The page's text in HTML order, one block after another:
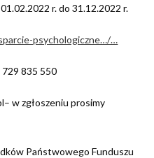
r. do 31.12.2022 r.
psychologiczne…/…
835 550
w zgłoszeniu prosimy
Państwowego Funduszu